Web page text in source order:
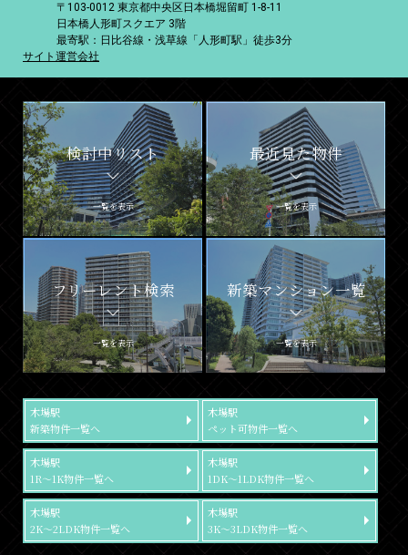
〒103-0012 東京都中央区日本橋堀留町 1-8-11
日本橋人形町スクエア 3階
最寄駅：日比谷線・浅草線「人形町駅」徒歩3分
サイト運営会社
検討中リスト
一覧を表示
最近見た物件
一覧を表示
フリーレント検索
一覧を表示
新築マンション一覧
一覧を表示
木場駅
新築物件一覧へ
木場駅
ペット可物件一覧へ
木場駅
1R～1K物件一覧へ
木場駅
1DK～1LDK物件一覧へ
木場駅
2K～2LDK物件一覧へ
木場駅
3K～3LDK物件一覧へ